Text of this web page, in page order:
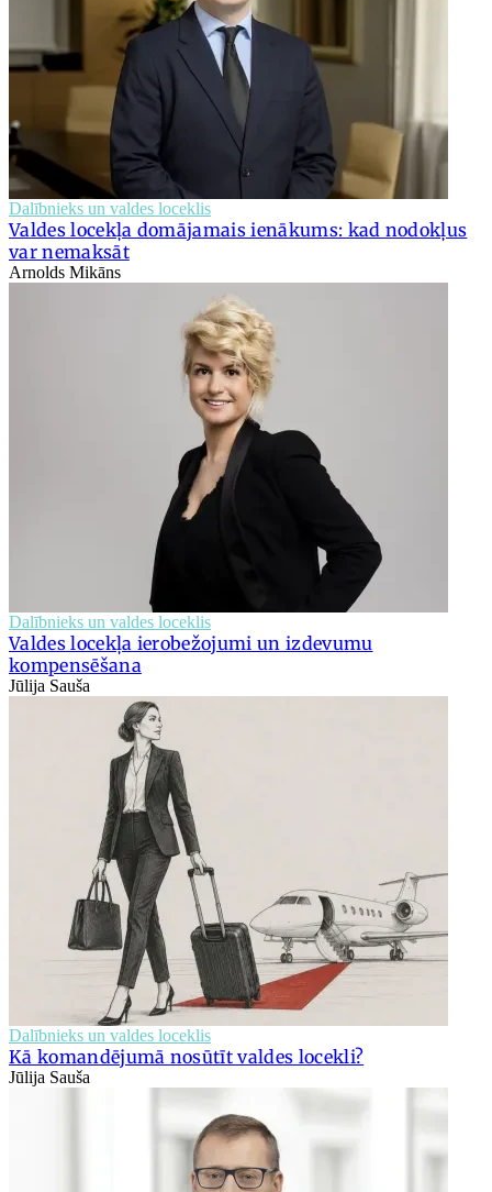
Dalībnieks un valdes loceklis
Valdes locekļa domājamais ienākums: kad nodokļus
var nemaksāt
Arnolds Mikāns
Dalībnieks un valdes loceklis
Valdes locekļa ierobežojumi un izdevumu
kompensēšana
Jūlija Sauša
Dalībnieks un valdes loceklis
Kā komandējumā nosūtīt valdes locekli?
Jūlija Sauša